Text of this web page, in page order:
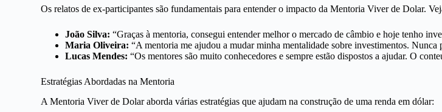
Os relatos de ex-participantes são fundamentais para entender o impacto da Mentoria Viver de Dolar.
João Silva: “Graças à mentoria, consegui entender melhor o mercado de câmbio e hoje tenho
Maria Oliveira: “A mentoria me ajudou a mudar minha mentalidade sobre investimentos.
Lucas Mendes: “Os mentores são muito conhecedores e sempre estão dispostos a ajudar. O
Estratégias Abordadas na Mentoria
A Mentoria Viver de Dolar aborda várias estratégias que ajudam na construção de uma renda em dólar: